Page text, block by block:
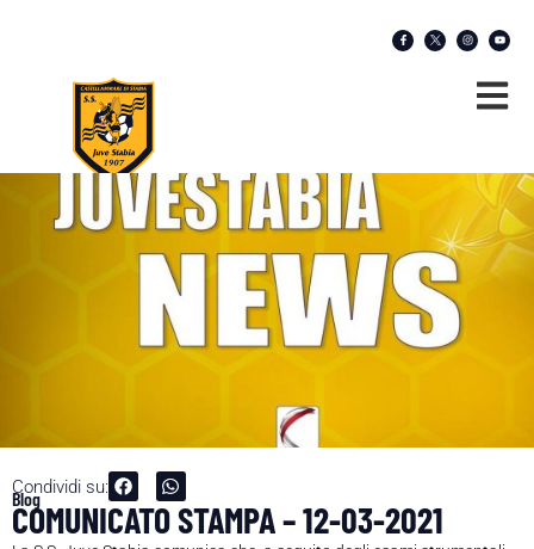
Condividi su:
Blog
COMUNICATO STAMPA – 12-03-2021